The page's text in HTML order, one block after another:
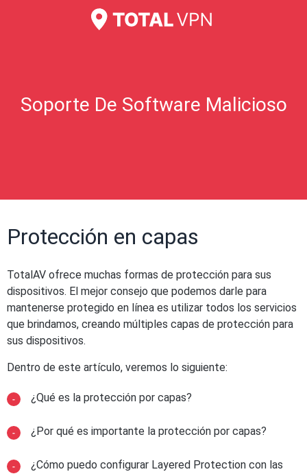
Soporte De Software Malicioso
Protección en capas
TotalAV ofrece muchas formas de protección para sus
dispositivos. El mejor consejo que podemos darle para
mantenerse protegido en línea es utilizar todos los servicios
que brindamos, creando múltiples capas de protección para
sus dispositivos.
Dentro de este artículo, veremos lo siguiente:
¿Qué es la protección por capas?
¿Por qué es importante la protección por capas?
¿Cómo puedo configurar Layered Protection con las